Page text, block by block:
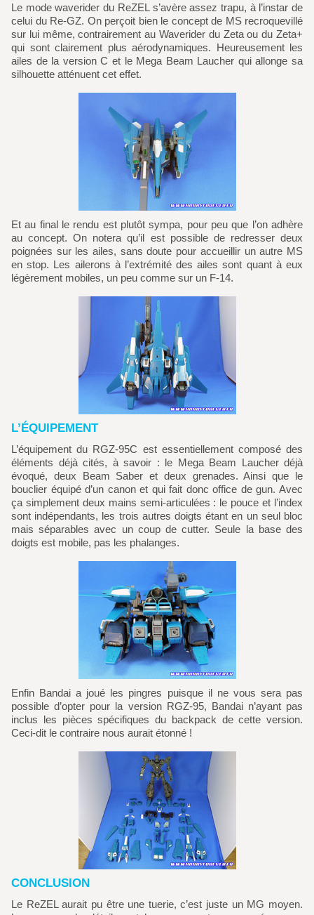
Le mode waverider du ReZEL s’avère assez trapu, à l’instar de
celui du Re-GZ. On perçoit bien le concept de MS recroquevillé
sur lui même, contrairement au Waverider du Zeta ou du Zeta+
qui sont clairement plus aérodynamiques. Heureusement les
ailes de la version C et le Mega Beam Laucher qui allonge sa
silhouette atténuent cet effet.
Et au final le rendu est plutôt sympa, pour peu que l’on adhère
au concept. On notera qu’il est possible de redresser deux
poignées sur les ailes, sans doute pour accueillir un autre MS
en stop. Les ailerons à l’extrémité des ailes sont quant à eux
légèrement mobiles, un peu comme sur un F-14.
L’ÉQUIPEMENT
L’équipement du RGZ-95C est essentiellement composé des
éléments déjà cités, à savoir : le Mega Beam Laucher déjà
évoqué, deux Beam Saber et deux grenades. Ainsi que le
bouclier équipé d’un canon et qui fait donc office de gun. Avec
ça simplement deux mains semi-articulées : le pouce et l’index
sont indépendants, les trois autres doigts étant en un seul bloc
mais séparables avec un coup de cutter. Seule la base des
doigts est mobile, pas les phalanges.
Enfin Bandai a joué les pingres puisque il ne vous sera pas
possible d’opter pour la version RGZ-95, Bandai n’ayant pas
inclus les pièces spécifiques du backpack de cette version.
Ceci-dit le contraire nous aurait étonné !
CONCLUSION
Le ReZEL aurait pu être une tuerie, c’est juste un MG moyen.